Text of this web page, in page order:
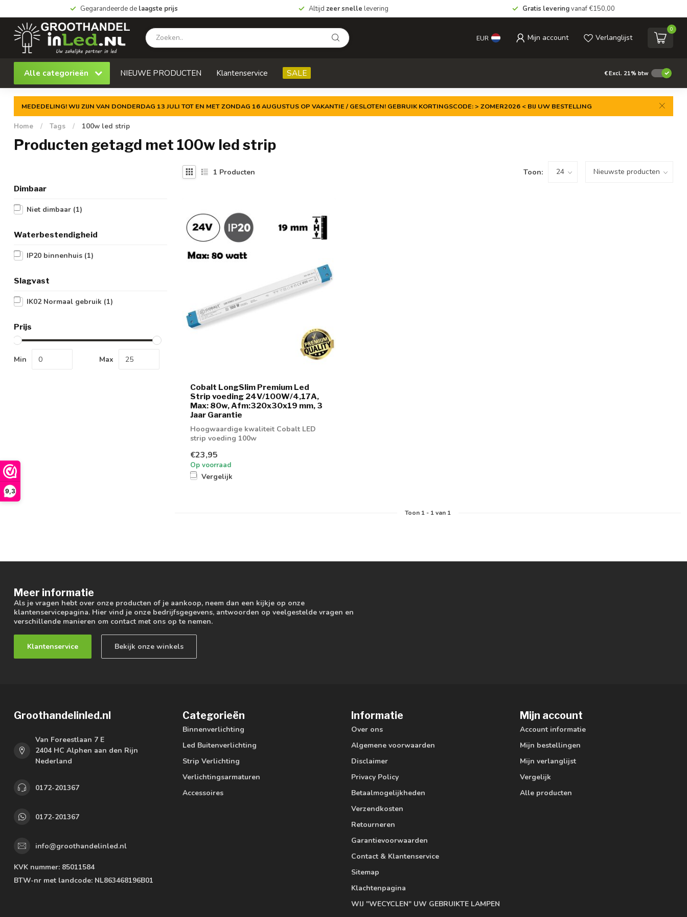
9,3
Gegarandeerde de laagste prijs Altijd zeer snelle levering Gratis leveringvanaf €150,00
EUR Mijn account Verlanglijst
0
Alle categorieën NIEUWE PRODUCTEN Klantenservice SALE €Excl. 21% btw
MEDEDELING! WIJ ZIJN VAN DONDERDAG 13 JULI TOT EN MET ZONDAG 16 AUGUSTUS OP VAKANTIE / GESLOTEN! GEBRUIK KORTINGSCODE: > ZOMER2026 < BIJ UW BESTELLING
Home / Tags / 100w led strip
Producten getagd met 100w led strip
Dimbaar
Niet dimbaar (1)
Waterbestendigheid
IP20 binnenhuis (1)
Slagvast
IK02 Normaal gebruik (1)
Prijs
Min Max
1 Producten Toon:
Cobalt LongSlim Premium Led
Strip voeding 24V/100W/4,17A,
Max: 80w, Afm:320x30x19 mm, 3
Jaar Garantie
Hoogwaardige kwaliteit Cobalt LED
strip voeding 100w
€23,95
Op voorraad
Vergelijk
Toon 1- 1van 1
Meer informatie
Als je vragen hebt over onze producten of je aankoop, neem dan een kijkje op onze
klantenservicepagina. Hier vind je onze bedrijfsgegevens, antwoorden op veelgestelde vragen en
verschillende manieren om contact met ons op te nemen.
Klantenservice Bekijk onze winkels
Groothandelinled.nl
Van Foreestlaan 7 E
2404 HC Alphen aan den Rijn
Nederland
0172-201367
0172-201367
info@groothandelinled.nl
KVK nummer: 85011584
BTW-nr met landcode: NL863468196B01
Categorieën
Binnenverlichting
Led Buitenverlichting
Strip Verlichting
Verlichtingsarmaturen
Accessoires
Informatie
Over ons
Algemene voorwaarden
Disclaimer
Privacy Policy
Betaalmogelijkheden
Verzendkosten
Retourneren
Garantievoorwaarden
Contact & Klantenservice
Sitemap
Klachtenpagina
WIJ "WECYCLEN" UW GEBRUIKTE LAMPEN
Mijn account
Account informatie
Mijn bestellingen
Mijn verlanglijst
Vergelijk
Alle producten